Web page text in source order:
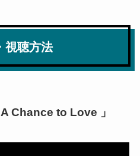
視聴方法
Chance to Love 」